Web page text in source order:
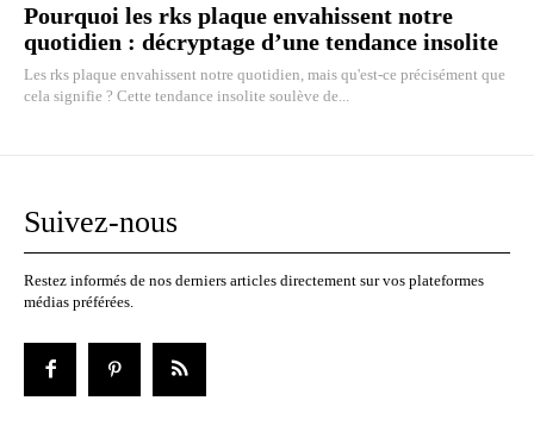
Pourquoi les rks plaque envahissent notre
quotidien : décryptage d’une tendance insolite
Les rks plaque envahissent notre quotidien, mais qu'est-ce précisément que
cela signifie ? Cette tendance insolite soulève de...
Suivez-nous
Restez informés de nos derniers articles directement sur vos plateformes
médias préférées.